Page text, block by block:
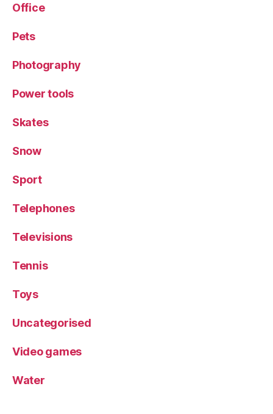
Office
Pets
Photography
Power tools
Skates
Snow
Sport
Telephones
Televisions
Tennis
Toys
Uncategorised
Video games
Water